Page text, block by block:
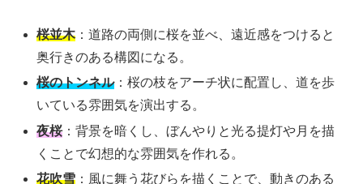
桜並木：道路の両側に桜を並べ、遠近感をつけると
奥行きのある構図になる。
桜のトンネル：桜の枝をアーチ状に配置し、道を歩
いている雰囲気を演出する。
夜桜：背景を暗くし、ぼんやりと光る提灯や月を描
くことで幻想的な雰囲気を作れる。
花吹雪 ：風に舞う花びらを描くことで、動きのある